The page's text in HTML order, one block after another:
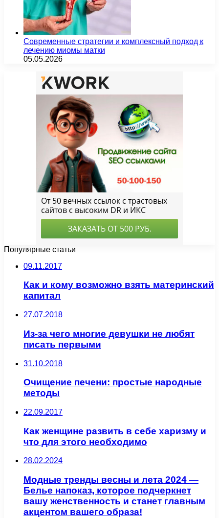
Современные стратегии и комплексный подход к
лечению миомы матки
05.05.2026
Популярные статьи
09.11.2017
Как и кому возможно взять материнский
капитал
27.07.2018
Из-за чего многие девушки не любят
писать первыми
31.10.2018
Очищение печени: простые народные
методы
22.09.2017
Как женщине развить в себе харизму и
что для этого необходимо
28.02.2024
Модные тренды весны и лета 2024 —
Белье напоказ, которое подчеркнет
вашу женственность и станет главным
акцентом вашего образа!